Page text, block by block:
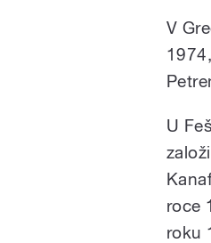
V
U
roce
roku